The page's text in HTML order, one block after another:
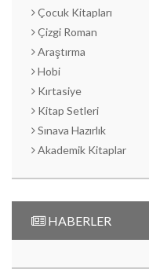
Çocuk Kitapları
Çizgi Roman
Araştırma
Hobi
Kırtasiye
Kitap Setleri
Sınava Hazırlık
Akademik Kitaplar
HABERLER